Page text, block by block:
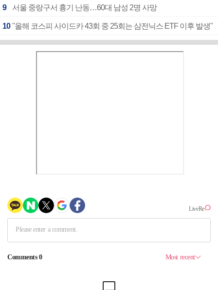
9 서울 중랑구서 흉기 난동…60대 남성 2명 사망
10 "올해 코스피 사이드카 43회 중 25회는 삼전닉스 ETF 이후 발생"